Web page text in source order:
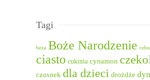
Tagi
beza Boże Narodzenie
ciasto cukinia cynamon
czosnek dla dzieci drożdże